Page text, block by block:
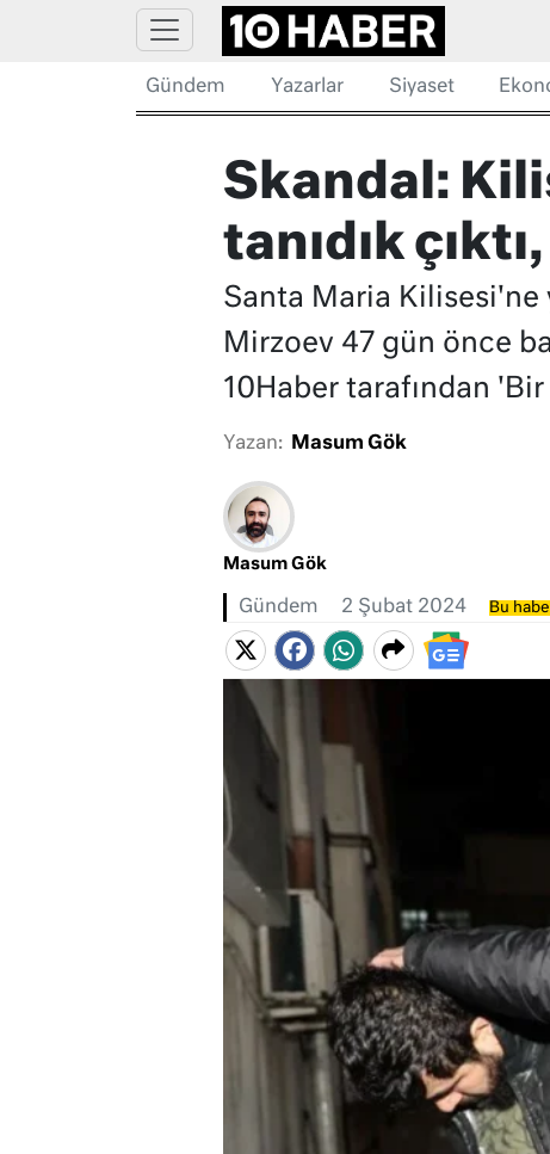
Gündem Yazarlar Siyaset
Skandal:
tanıdık
Santa Maria Kilisesi'ne
Mirzoev 47 gün önce
10Haber tarafından
Yazan: Masum Gök
Masum Gök
Gündem 2 Şubat 2024 Bu